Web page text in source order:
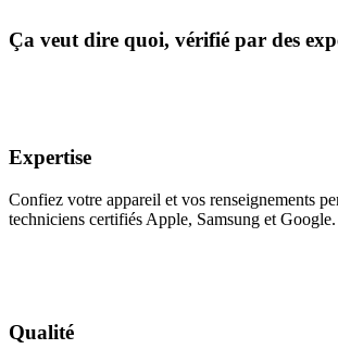
Ça veut dire quoi, vérifié par des
Expertise
Confiez votre appareil et vos renseignements
techniciens certifiés Apple, Samsung et Google.
Qualité